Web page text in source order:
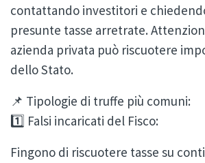
contattando investitori e
presunte tasse arretrate.
azienda privata può riscuotere
dello Stato.
📌 Tipologie di truffe più comuni:
1️⃣ Falsi incaricati del Fisco:
Fingono di riscuotere tasse su